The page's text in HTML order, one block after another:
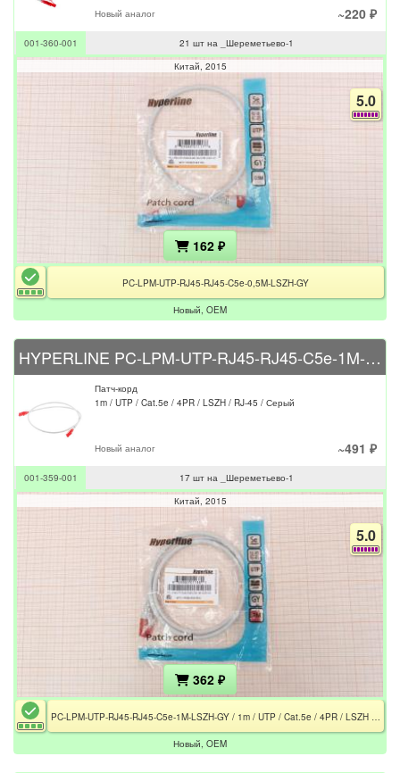
Новый аналог ~220 ₽
001-360-001
21 шт на _Шереметьево-1
Китай 2015
5.0
162 ₽
PC-LPM-UTP-RJ45-RJ45-C5e-0,5M-LSZH-GY
Новый, OEM
HYPERLINE PC-LPM-UTP-RJ45-RJ45-C5e-1M-LSZH-GY
Патч-корд
1m / UTP / Cat.5e / 4PR / LSZH / RJ-45 / Серый
Новый аналог ~491 ₽
001-359-001
17 шт на _Шереметьево-1
Китай 2015
5.0
362 ₽
PC-LPM-UTP-RJ45-RJ45-C5e-1M-LSZH-GY / 1m / UTP / Cat.5e / 4PR / LSZH / RJ-45 / Серый
Новый, OEM